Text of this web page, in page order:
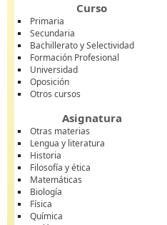
Curso
Primaria
Secundaria
Bachillerato y Selectividad
Formación Profesional
Universidad
Oposición
Otros cursos
Asignatura
Otras materias
Lengua y literatura
Historia
Filosofía y ética
Matemáticas
Biología
Física
Química